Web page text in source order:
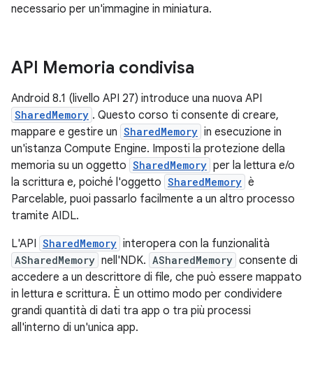
necessario per un'immagine in miniatura.
API Memoria condivisa
Android 8.1 (livello API 27) introduce una nuova API
SharedMemory . Questo corso ti consente di creare,
mappare e gestire un SharedMemory in esecuzione in
un'istanza Compute Engine. Imposti la protezione della
memoria su un oggetto SharedMemory per la lettura e/o
la scrittura e, poiché l'oggetto SharedMemory è
Parcelable, puoi passarlo facilmente a un altro processo
tramite AIDL.
L'API SharedMemory interopera con la funzionalità
ASharedMemory nell'NDK. ASharedMemory consente di
accedere a un descrittore di file, che può essere mappato
in lettura e scrittura. È un ottimo modo per condividere
grandi quantità di dati tra app o tra più processi
all'interno di un'unica app.